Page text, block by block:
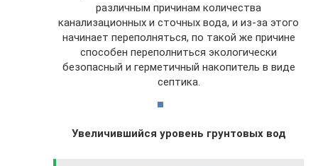
различным причинам количества
канализационных и сточных вода, и из-за этого
начинает переполняться, по такой же причине
способен переполниться экологически
безопасный и герметичный накопитель в виде
септика.
Увеличившийся уровень грунтовых вод